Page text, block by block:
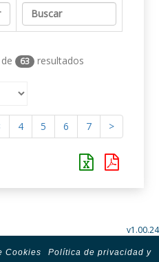
63 resultados
4 5 6 7 >
v1.00.24
Cookies
Política de privacidad y